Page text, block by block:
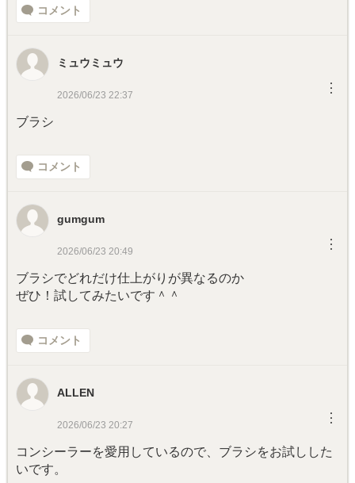
コメント
ミュウミュウ
2026/06/23 22:37 ︙
ブラシ
コメント
gumgum
2026/06/23 20:49 ︙
ブラシでどれだけ仕上がりが異なるのか
ぜひ！試してみたいです＾＾
コメント
ALLEN
2026/06/23 20:27 ︙
コンシーラーを愛用しているので、ブラシをお試しした
いです。